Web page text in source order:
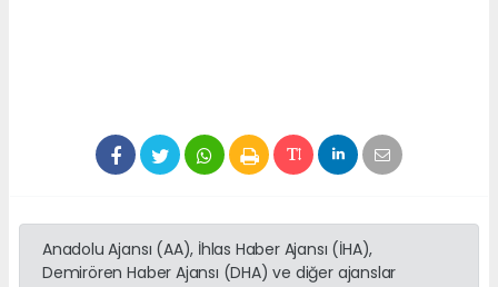
Anadolu Ajansı (AA), İhlas Haber Ajansı (İHA),
Demirören Haber Ajansı (DHA) ve diğer ajanslar